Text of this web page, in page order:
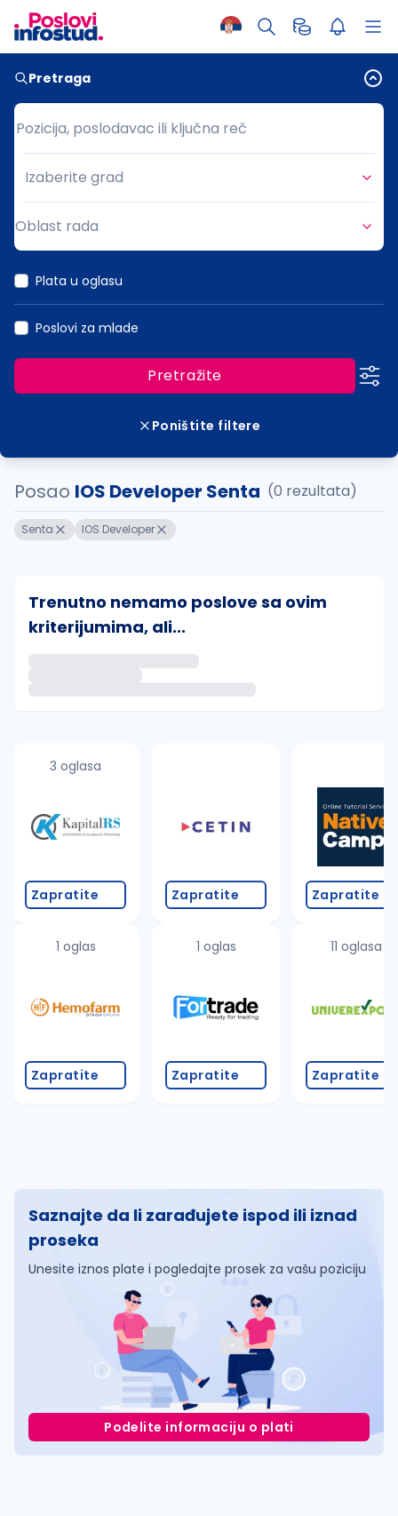
Pretraga
Pozicija, poslodavac ili ključna reč
Pozicija, poslodavac ili ključna reč
Grad
Izaberite grad
Oblast rada
Plata u oglasu
Poslovi za mlade
Pretražite
Poništite filtere
Posao IOS Developer Senta (0 rezultata)
Senta IOS Developer
Trenutno nemamo poslove sa ovim
kriterijumima, ali...
proverite pravopisne greške (koristite č, ć, š, đ,
promenite odabrane filtere pretrage
3 oglasa
Zapratite
1 oglas
Zapratite
Zapratite
1 oglas
Zapratite
Zapratite
11 oglasa
Zapratite
Saznajte da li zarađujete ispod ili iznad
proseka
Unesite iznos plate i pogledajte prosek za vašu poziciju
Podelite informaciju o plati